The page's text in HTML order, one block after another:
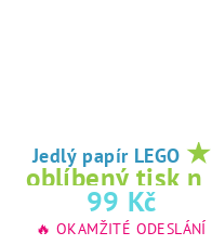
Jedlý papír LEGO ★
oblíbený tisk na
jedlý papír
99 Kč
🔥 OKAMŽITÉ ODESLÁNÍ